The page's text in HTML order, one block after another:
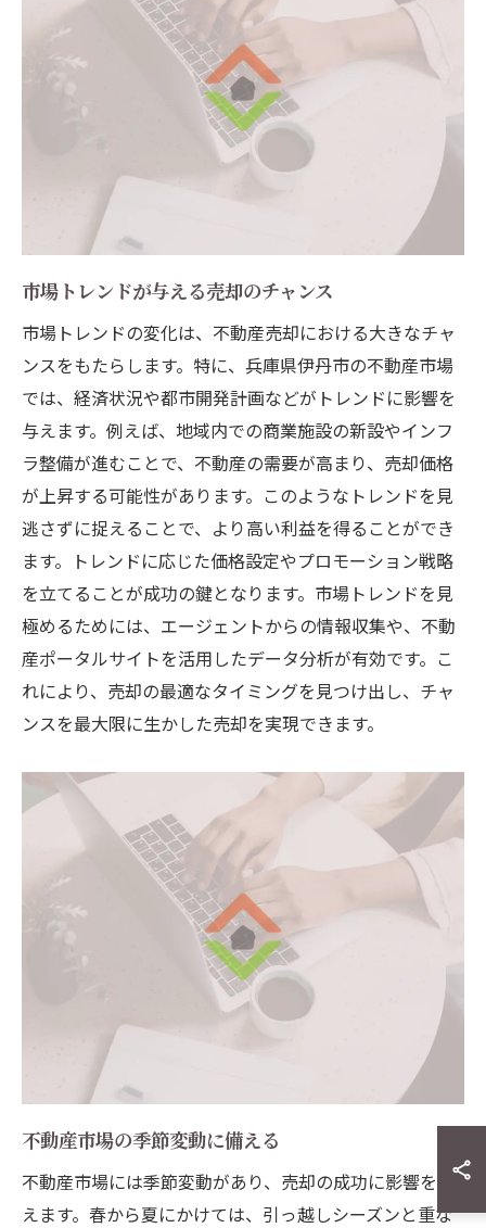
市場トレンドが与える売却のチャンス
市場トレンドの変化は、不動産売却における大きなチャ
ンスをもたらします。特に、兵庫県伊丹市の不動産市場
では、経済状況や都市開発計画などがトレンドに影響を
与えます。例えば、地域内での商業施設の新設やインフ
ラ整備が進むことで、不動産の需要が高まり、売却価格
が上昇する可能性があります。このようなトレンドを見
逃さずに捉えることで、より高い利益を得ることができ
ます。トレンドに応じた価格設定やプロモーション戦略
を立てることが成功の鍵となります。市場トレンドを見
極めるためには、エージェントからの情報収集や、不動
産ポータルサイトを活用したデータ分析が有効です。こ
れにより、売却の最適なタイミングを見つけ出し、チャ
ンスを最大限に生かした売却を実現できます。
不動産市場の季節変動に備える
不動産市場には季節変動があり、売却の成功に影響を与
えます。春から夏にかけては、引っ越しシーズンと重な